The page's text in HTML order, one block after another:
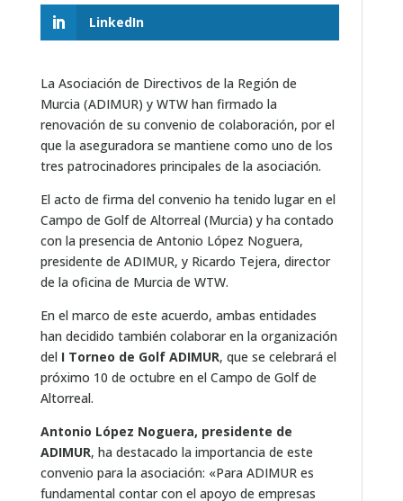
LinkedIn
La Asociación de Directivos de la Región de
Murcia (ADIMUR) y WTW han firmado la
renovación de su convenio de colaboración, por el
que la aseguradora se mantiene como uno de los
tres patrocinadores principales de la asociación.
El acto de firma del convenio ha tenido lugar en el
Campo de Golf de Altorreal (Murcia) y ha contado
con la presencia de Antonio López Noguera,
presidente de ADIMUR, y Ricardo Tejera, director
de la oficina de Murcia de WTW.
En el marco de este acuerdo, ambas entidades
han decidido también colaborar en la organización
del I Torneo de Golf ADIMUR, que se celebrará el
próximo 10 de octubre en el Campo de Golf de
Altorreal.
Antonio López Noguera, presidente de
ADIMUR, ha destacado la importancia de este
convenio para la asociación: «Para ADIMUR es
fundamental contar con el apoyo de empresas